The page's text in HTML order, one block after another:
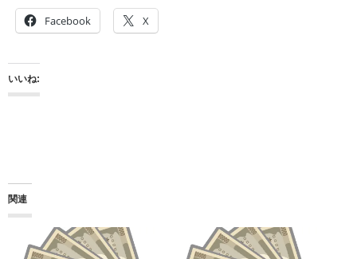
Facebook X
いいね:
関連